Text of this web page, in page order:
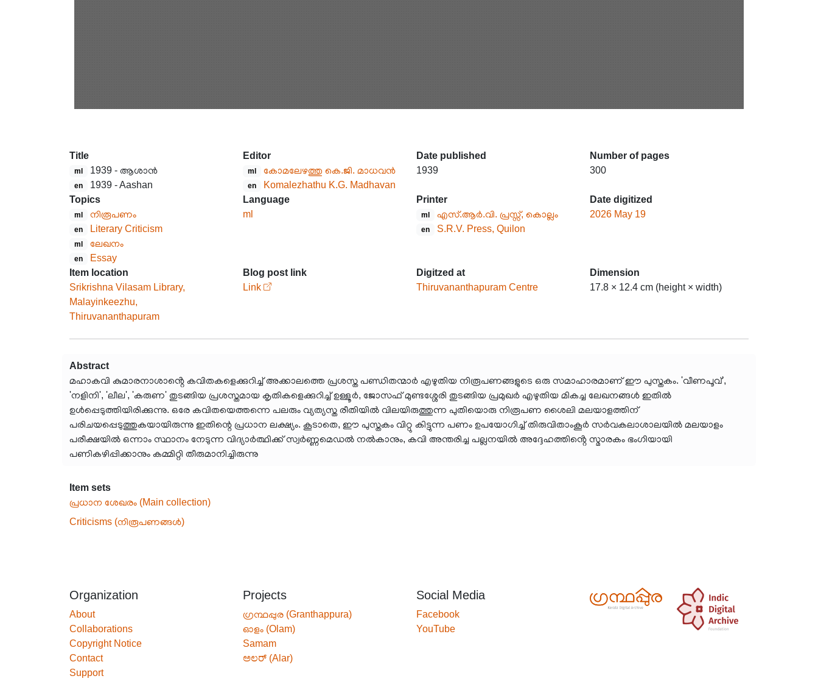
Title
ml 1939 - ആശാൻ
en 1939 - Aashan
Editor
ml കോമലേഴത്തു കെ.ജി. മാധവൻ
en Komalezhathu K.G. Madhavan
Date published
1939
Number of pages
300
Topics
ml നിരൂപണം
en Literary Criticism
ml ലേഖനം
en Essay
Language
ml
Printer
ml എസ്.ആർ.വി. പ്രസ്സ്, കൊല്ലം
en S.R.V. Press, Quilon
Date digitized
2026 May 19
Item location
Srikrishna Vilasam Library,
Malayinkeezhu,
Thiruvananthapuram
Blog post link
Link
Digitzed at
Thiruvananthapuram Centre
Dimension
17.8 × 12.4 cm (height × width)
Abstract
മഹാകവി കുമാരനാശാൻ്റെ കവിതകളെക്കുറിച്ച് അക്കാലത്തെ പ്രശസ്ത പണ്ഡിതന്മാർ എഴുതിയ നിരൂപണങ്ങളുടെ ഒരു സമാഹാരമാണ് ഈ പുസ്തകം. 'വീണപൂവ്',
'നളിനി', 'ലീല', 'കരുണ' തുടങ്ങിയ പ്രശസ്തമായ കൃതികളെക്കുറിച്ച് ഉള്ളൂർ, ജോസഫ് മുണ്ടശ്ശേരി തുടങ്ങിയ പ്രമുഖർ എഴുതിയ മികച്ച ലേഖനങ്ങൾ ഇതിൽ
ഉൾപ്പെടുത്തിയിരിക്കുന്നു. ഒരേ കവിതയെത്തന്നെ പലരും വ്യത്യസ്ത രീതിയിൽ വിലയിരുത്തുന്ന പുതിയൊരു നിരൂപണ ശൈലി മലയാളത്തിന്
പരിചയപ്പെടുത്തുകയായിരുന്നു ഇതിന്റെ പ്രധാന ലക്ഷ്യം. കൂടാതെ, ഈ പുസ്തകം വിറ്റു കിട്ടുന്ന പണം ഉപയോഗിച്ച് തിരുവിതാംകൂർ സർവകലാശാലയിൽ മലയാളം
പരീക്ഷയിൽ ഒന്നാം സ്ഥാനം നേടുന്ന വിദ്യാർത്ഥിക്ക് സ്വർണ്ണമെഡൽ നൽകാനും, കവി അന്തരിച്ച പല്ലനയിൽ അദ്ദേഹത്തിൻ്റെ സ്മാരകം ഭംഗിയായി
പണികഴിപ്പിക്കാനും കമ്മിറ്റി തീരുമാനിച്ചിരുന്നു
Item sets
പ്രധാന ശേഖരം (Main collection)
Criticisms (നിരൂപണങ്ങൾ)
Organization
About
Collaborations
Copyright Notice
Contact
Support
Projects
ഗ്രന്ഥപ്പുര (Granthappura)
ഓളം (Olam)
Samam
ಅಲರ್ (Alar)
Social Media
Facebook
YouTube